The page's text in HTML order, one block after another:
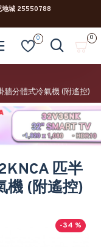
城 25550788
0 0
牆分體式冷氣機 (附遙控)
匹半
機 (附遙控)
-34 %